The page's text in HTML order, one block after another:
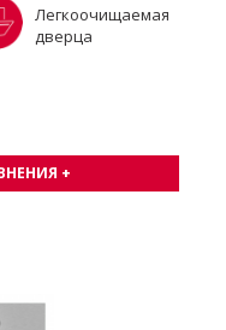
Легкоочищаемая
дверца
+